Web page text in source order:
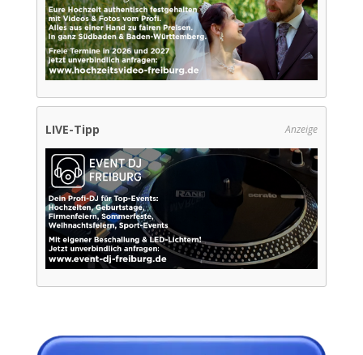
LIVE-Tipp Anzeige